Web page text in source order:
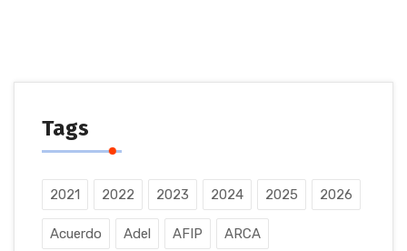
Tags
2021 2022 2023 2024 2025 2026
Acuerdo Adel AFIP ARCA